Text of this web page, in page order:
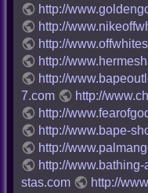
http://
http://
http://
http://
http://
7.com
http://
http://
http://www.bape-
http://
http://www.bathing-
stas.com
http://